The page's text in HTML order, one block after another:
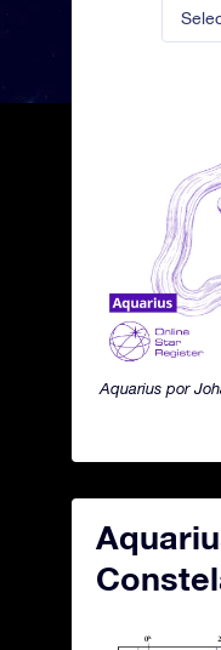
Aquarius por